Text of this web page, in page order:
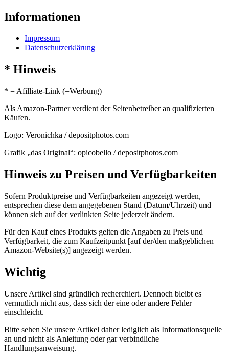
Informationen
Impressum
Datenschutzerklärung
* Hinweis
* = Afilliate-Link (=Werbung)
Als Amazon-Partner verdient der Seitenbetreiber an qualifizierten
Käufen.
Logo: Veronichka / depositphotos.com
Grafik „das Original“: opicobello / depositphotos.com
Hinweis zu Preisen und Verfügbarkeiten
Sofern Produktpreise und Verfügbarkeiten angezeigt werden,
entsprechen diese dem angegebenen Stand (Datum/Uhrzeit) und
können sich auf der verlinkten Seite jederzeit ändern.
Für den Kauf eines Produkts gelten die Angaben zu Preis und
Verfügbarkeit, die zum Kaufzeitpunkt [auf der/den maßgeblichen
Amazon-Website(s)] angezeigt werden.
Wichtig
Unsere Artikel sind gründlich recherchiert. Dennoch bleibt es
vermutlich nicht aus, dass sich der eine oder andere Fehler
einschleicht.
Bitte sehen Sie unsere Artikel daher lediglich als Informationsquelle
an und nicht als Anleitung oder gar verbindliche
Handlungsanweisung.